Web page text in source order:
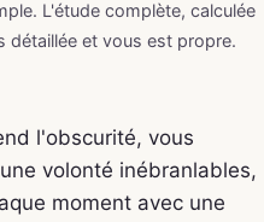
L'étude complète, calculée
détaillée et vous est propre.
l'obscurité, vous
volonté inébranlables,
moment avec une